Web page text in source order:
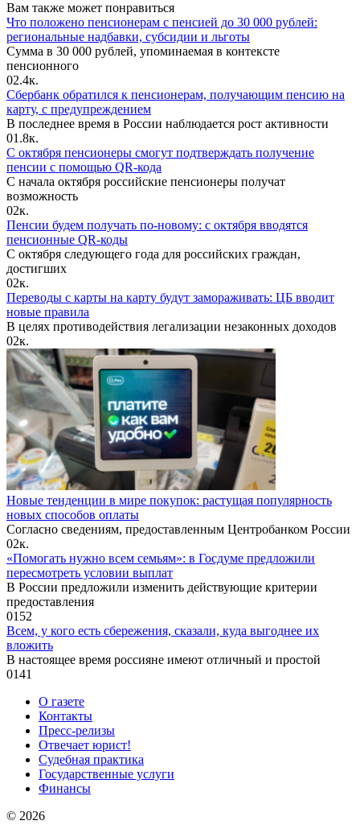
Вам также может понравиться
Что положено пенсионерам с пенсией до 30 000 рублей:
региональные надбавки, субсидии и льготы
Сумма в 30 000 рублей, упоминаемая в контексте
пенсионного
02.4к.
Сбербанк обратился к пенсионерам, получающим пенсию на
карту, с предупреждением
В последнее время в России наблюдается рост активности
01.8к.
С октября пенсионеры смогут подтверждать получение
пенсии с помощью QR-кода
С начала октября российские пенсионеры получат
возможность
02к.
Пенсии будем получать по-новому: с октября вводятся
пенсионные QR-коды
С октября следующего года для российских граждан,
достигших
02к.
Переводы с карты на карту будут замораживать: ЦБ вводит
новые правила
В целях противодействия легализации незаконных доходов
02к.
Новые тенденции в мире покупок: растущая популярность
новых способов оплаты
Согласно сведениям, предоставленным Центробанком России
02к.
«Помогать нужно всем семьям»: в Госдуме предложили
пересмотреть условии выплат
В России предложили изменить действующие критерии
предоставления
0152
Всем, у кого есть сбережения, сказали, куда выгоднее их
вложить
В настоящее время россияне имеют отличный и простой
0141
О газете
Контакты
Пресс-релизы
Отвечает юрист!
Судебная практика
Государственные услуги
Финансы
© 2026